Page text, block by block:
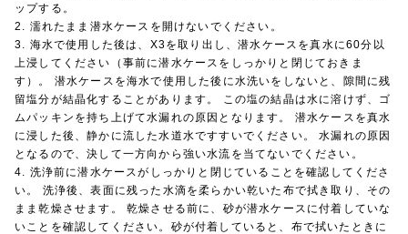
ップする。
2. 濡れたまま潜水ケースを開けないでください。
3. 海水で使用した後は、X3を取り出し、潜水ケースを真水に60分以
上浸してください（事前に潜水ケースをしっかりと閉じておきま
す）。 潜水ケースを海水で使用した後に水洗いをしないと、隙間に残
留塩分が結晶化することがあります。 この塩の結晶は水に溶けず、ゴ
ムパッキンを持ち上げて水漏れの原因となります。 潜水ケースを真水
に浸した後、静かに流した水道水ですすいでください。 水漏れの原因
となるので、決して一方向から強い水流を当てないでください。
4. 洗浄前に潜水ケースがしっかりと閉じていることを確認してくださ
い。 洗浄後、表面に残った水滴を柔らかい乾いた布で拭き取り、その
まま乾燥させます。 乾燥させる前に、砂が潜水ケースに付着していな
いことを確認してください。砂が付着していると、布で拭いたときに